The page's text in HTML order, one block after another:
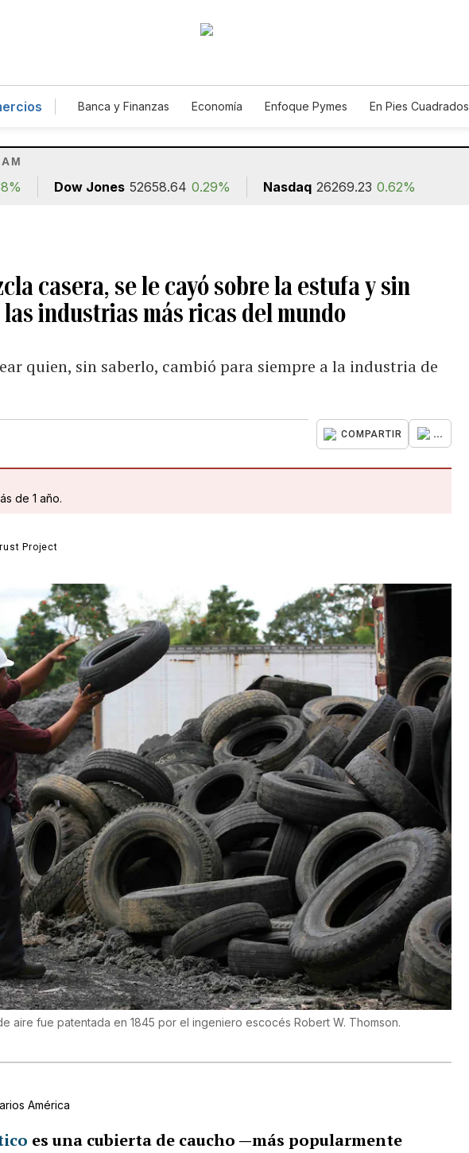
Banca y Finanzas Economía Enfoque Pymes En Pies Cuadrados
Dow Jones 52658.64 0.29% Nasdaq 26269.23 0.62%
casera, se le cayó sobre la estufa y sin
industrias más ricas del mundo
quien, sin saberlo, cambió para siempre a la industria de
COMPARTIR ...
de 1 año.
aire fue patentada en 1845 por el ingeniero escocés Robert W. Thomson.
América
es una cubierta de caucho —más popularmente